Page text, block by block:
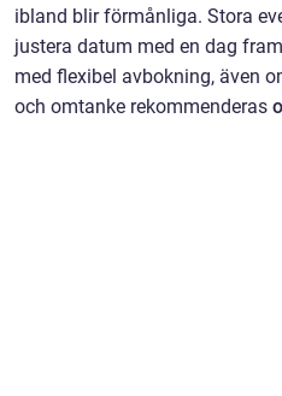
ibland blir förmånliga. Stora
justera datum med en dag
med flexibel avbokning, även
och omtanke rekommenderas